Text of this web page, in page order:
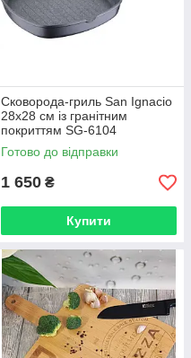
Сковорода-гриль San Ignacio
28x28 см із гранітним
покриттям SG-6104
Готово до відправки
1 650 ₴
Купити